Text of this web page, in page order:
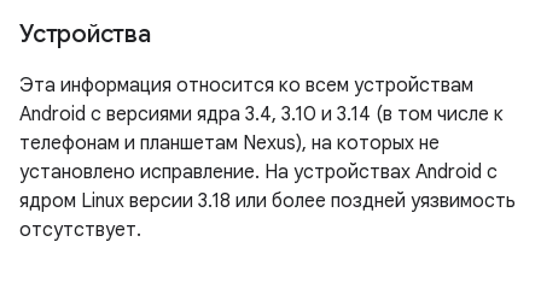
Устройства
Эта информация относится ко всем устройствам
Android с версиями ядра 3.4, 3.10 и 3.14 (в том числе к
телефонам и планшетам Nexus), на которых не
установлено исправление. На устройствах Android с
ядром Linux версии 3.18 или более поздней уязвимость
отсутствует.